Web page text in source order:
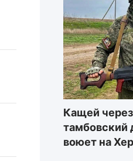
Кащей
тамбовский
воюет на